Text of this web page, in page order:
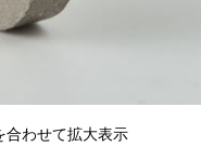
合わせて拡大表示